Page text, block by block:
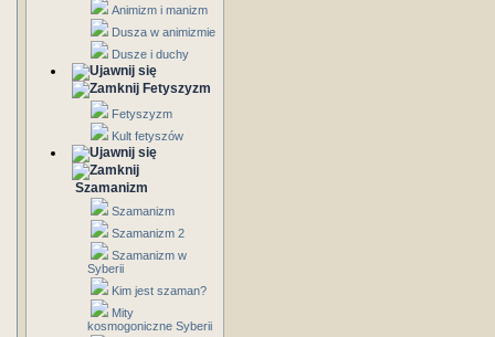
Animizm i manizm
Dusza w animizmie
Dusze i duchy
Fetyszyzm
Fetyszyzm
Kult fetyszów
Szamanizm
Szamanizm
Szamanizm 2
Szamanizm w
Syberii
Kim jest szaman?
Mity
kosmogoniczne Syberii